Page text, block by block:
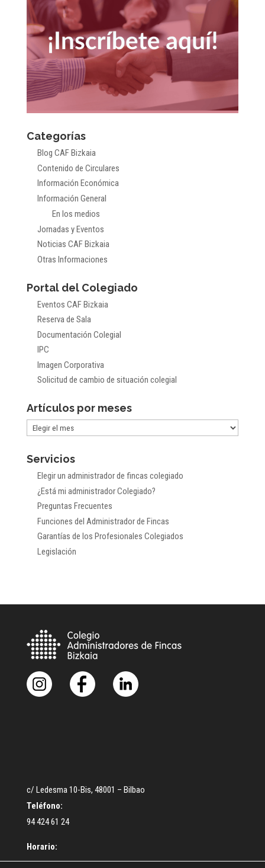
Categorías
Blog CAF Bizkaia
Contenido de Circulares
Información Económica
Información General
En los medios
Jornadas y Eventos
Noticias CAF Bizkaia
Otras Informaciones
Portal del Colegiado
Eventos CAF Bizkaia
Reserva de Sala
Documentación Colegial
IPC
Imagen Corporativa
Solicitud de cambio de situación colegial
Artículos por meses
Artículos
meses
Servicios
Elegir un administrador de fincas colegiado
¿Está mi administrador Colegiado?
Preguntas Frecuentes
Funciones del Administrador de Fincas
Garantías de los Profesionales Colegiados
Legislación
c/ Ledesma 10-Bis, 48001 – Bilbao
Teléfono:
94 424 61 24
Horario: